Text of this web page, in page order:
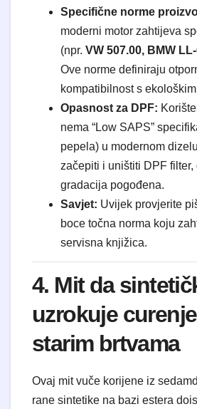
Specifične norme
moderni motor zahtijeva
(npr. VW 507.00, BMW
Ove norme definiraju
kompatibilnost s
Opasnost za DPF:
nema “Low SAPS”
pepela) u modernom
začepiti i uništiti DPF filter,
gradacija pogođena.
Savjet: Uvijek provjerite
boce točna norma koju
servisna knjižica.
4. Mit da
uzrokuje
starim brtvama
Ovaj mit vuče korijene iz
rane sintetike na bazi estera